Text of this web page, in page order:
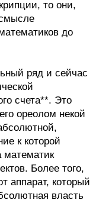
то они,
до
ряд и сейчас
счета**. Это
ореолом некой
к которой
математик
Более того,
аппарат, который
власть